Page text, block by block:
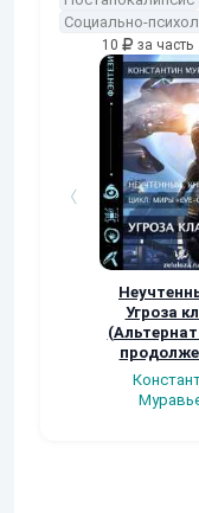
Социально-
10 за часть
Угроза